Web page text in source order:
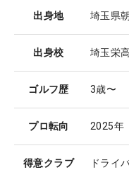
出身地 埼玉県
出身校 埼玉栄
ゴルフ歴 3歳〜
プロ転向 2025年
得意クラブ ドライ